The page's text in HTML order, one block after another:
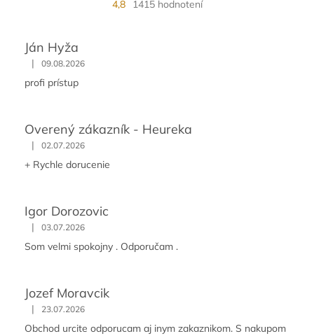
4,8 1415 hodnotení
Ján Hyža
| 09.08.2026
profi prístup
Overený zákazník - Heureka
| 02.07.2026
+ Rychle dorucenie
Igor Dorozovic
| 03.07.2026
Som velmi spokojny . Odporučam .
Jozef Moravcik
| 23.07.2026
Obchod urcite odporucam aj inym zakaznikom. S nakupom